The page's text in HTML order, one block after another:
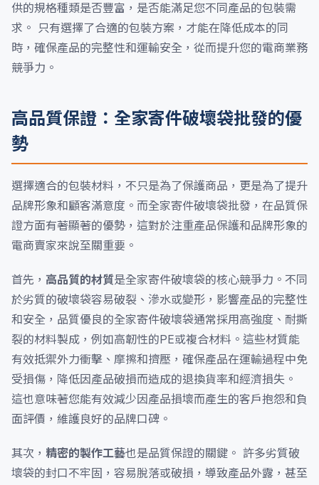
供的規格種類是否豐富，是否能滿足您不同產品的包裝需
求。 只有選擇了合適的包裝方案，才能在降低成本的同
時，確保產品的完整性和運輸安全，從而提升您的電商業務
競爭力。
高品質保證：全家寄件破壞袋批發的優
勢
選擇適合的包裝材料，不只是為了保護商品，更是為了提升
品牌形象和顧客滿意度。而全家寄件破壞袋批發，在品質保
證方面有著顯著的優勢，這對於注重產品保護和品牌形象的
電商賣家來說至關重要。
首先， 高品質的材質是全家寄件破壞袋的核心競爭力。不同
於劣質的破壞袋容易破裂、滲水或變形，影響產品的完整性
和安全，品質優良的全家寄件破壞袋通常採用高強度、耐撕
裂的材料製成，例如高韌性的PE或複合材料。這些材質能
有效抵禦外力衝擊、摩擦和擠壓，確保產品在運輸過程中免
受損傷，降低因產品破損而造成的退換貨率和經濟損失。
這也意味著您能有效減少因產品損壞而產生的客戶抱怨和負
面評價，維護良好的品牌口碑。
其次， 精密的製作工藝也是品質保證的關鍵。 許多劣質破
壞袋的封口不牢固，容易脫落或破損，導致產品外露，甚至